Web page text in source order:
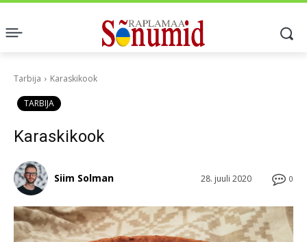
Tarbija Karaskikook
TARBIJA
Karaskikook
0
28. juuli 2020
Siim Solman